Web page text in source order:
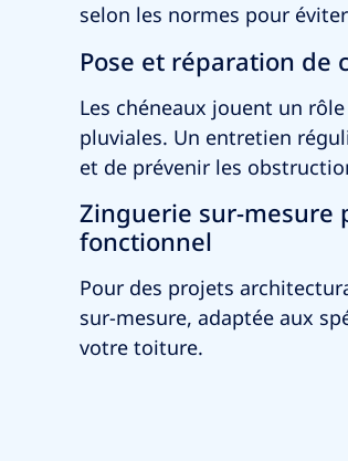
selon les normes pour
Pose et réparation de
Les chéneaux jouent un
pluviales. Un entretien
et de prévenir les
Zinguerie sur-mesure
fonctionnel
Pour des projets
sur-mesure, adaptée aux
votre toiture.